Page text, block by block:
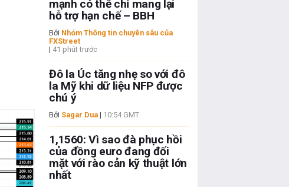
mạnh có thể chỉ mang lại
hỗ trợ hạn chế – BBH
Bởi Nhóm Thông tin chuyên sâu của
FXStreet
| 41 phút trước
Đô la Úc tăng nhẹ so với đô
la Mỹ khi dữ liệu NFP được
chú ý
Bởi Sagar Dua| 10:54 GMT
1,1560: Vì sao đà phục hồi
của đồng euro đang đối
mặt với rào cản kỹ thuật lớn
nhất